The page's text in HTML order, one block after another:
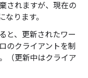
されますが、現在の
ります。
と、更新されたワー
のクライアントを制
（更新中はクライア